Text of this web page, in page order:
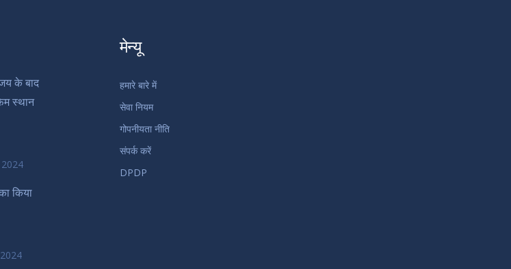
के बाद
स्थान
किया
मेन्यू
हमारे बारे में
सेवा नियम
गोपनीयता नीति
संपर्क करें
DPDP